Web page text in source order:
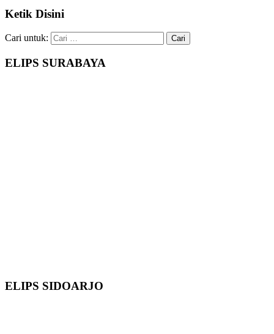
Ketik Disini
Cari untuk:
ELIPS SURABAYA
ELIPS SIDOARJO